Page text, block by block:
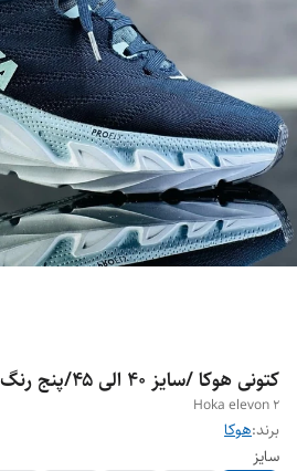
کتونی هوکا /سایز ۴۰ الی ۴۵/پنج رنگ زیبا/Hoka Elevon2
Hoka elevon 2
برند:هوکا
سایز